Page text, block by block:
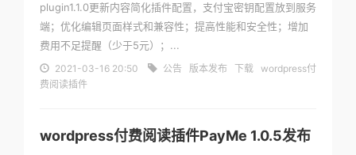
plugin1.1.0更新内容简化插件配置，支付宝密钥配置放到服务
端；优化编辑页面样式和兼容性；提高性能和安全性；增加
费用不足提醒（少于5元）；...
2021-03-16 20:50 公告 版本发布 下载
wordpress付
费阅读插件
wordpress付费阅读插件PayMe 1.0.5发布